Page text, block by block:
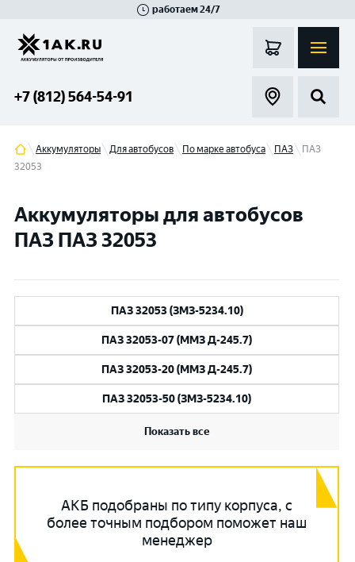
работаем 24/7
+7 (812) 564-54-91
Аккумуляторы Для автобусов По марке автобуса ПАЗ
ПАЗ
32053
Аккумуляторы для автобусов
ПАЗ ПАЗ 32053
ПАЗ 32053 (ЗМЗ-5234.10)
ПАЗ 32053-07 (ММЗ Д-245.7)
ПАЗ 32053-20 (ММЗ Д-245.7)
ПАЗ 32053-50 (ЗМЗ-5234.10)
Показать все
АКБ подобраны по типу корпуса, с
более точным подбором поможет наш
менеджер
Гатчина